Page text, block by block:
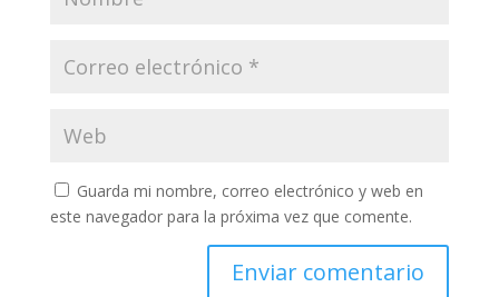
Guarda mi nombre, correo electrónico y web en
este navegador para la próxima vez que comente.